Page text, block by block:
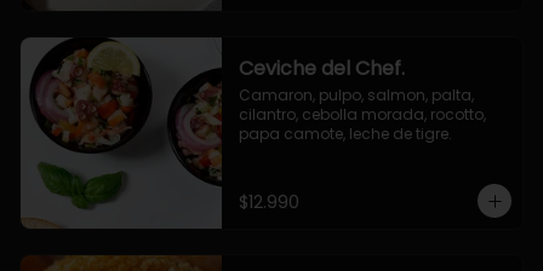
Ceviche del Chef.
Camaron, pulpo, salmon, palta,
cilantro, cebolla morada, rocotto,
papa camote, leche de tigre.
$12.990